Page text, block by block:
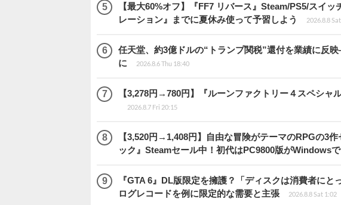
【最大60%オフ】『FF7 リバース』Steam/PS5/スイ
レーション』までに夏休み使って予習しよう
2026.8.8
任天堂、約3億ドルの“トランプ関税”還付を業績に反
に
2026.8.6 Thu 18:40
【3,278円→780円】『ルーンファクトリー４スペシャ
2026.8.7 Fri 20:15
【3,520円→1,408円】自由な冒険がテーマのRPGの3
ック』Steamセール中！初代はPC9800版がWindows
『GTA 6』DL版限定を擁護？「ディスクは消費者に
ログレコードを例に限定的な需要と主張
2026.8.8 Sat 1:02